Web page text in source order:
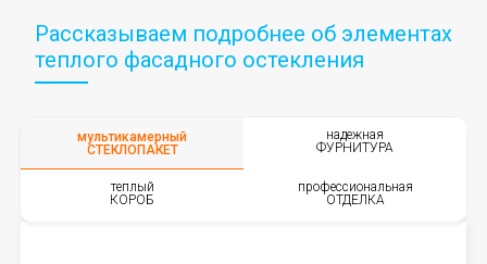
Рассказываем подробнее об элементах
теплого фасадного остекления
мультикамерный
СТЕКЛОПАКЕТ
теплый
КОРОБ
надежная
ФУРНИТУРА
профессиональная
ОТДЕЛКА